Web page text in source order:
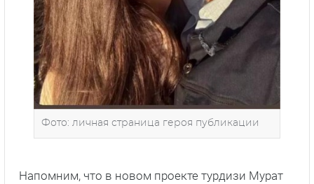
Фото: личная страница героя публикации
Напомним, что в новом проекте турдизи Мурат